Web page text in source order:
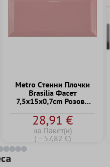
от 5 звезди
Metro Cтенни Плочки
Brasilia Фасет
7,5x15x0,7cm Розово
28,91 €
на Пакет(и)
( = 57,82 €)